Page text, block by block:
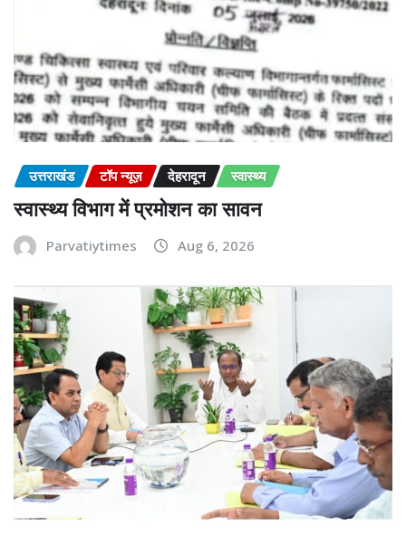
उत्तराखंड टॉप न्यूज़ देहरादून स्वास्थ्य
स्वास्थ्य विभाग में प्रमोशन का सावन
Parvatiytimes Aug 6, 2026